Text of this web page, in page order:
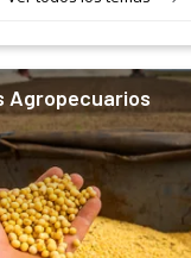
Agropecuarios